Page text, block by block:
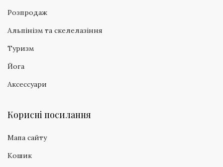
Розпродаж
Альпінізм та скелелазіння
Туризм
Йога
Аксессуари
Корисні посилання
Мапа сайту
Кошик